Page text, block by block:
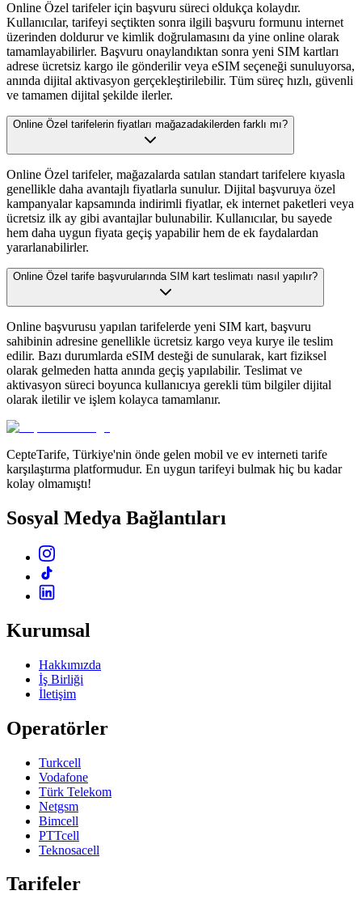
Online Özel tarifeler için başvuru süreci oldukça kolaydır.
Kullanıcılar, tarifeyi seçtikten sonra ilgili başvuru formunu internet
üzerinden doldurur ve kimlik doğrulamasını da yine online olarak
tamamlayabilirler. Başvuru onaylandıktan sonra yeni SIM kartları
adrese ücretsiz kargo ile gönderilir veya eSIM seçeneği sunuluyorsa,
anında dijital aktivasyon gerçekleştirilebilir. Tüm süreç hızlı, güvenli
ve tamamen dijital şekilde ilerler.
Online Özel tarifelerin fiyatları mağazadakilerden farklı mı?
Online Özel tarifeler, mağazalarda satılan standart tarifelere kıyasla
genellikle daha avantajlı fiyatlarla sunulur. Dijital başvuruya özel
kampanyalar kapsamında indirimli fiyatlar, ek internet paketleri veya
ücretsiz ilk ay gibi avantajlar bulunabilir. Kullanıcılar, bu sayede
hem daha uygun fiyata geçiş yapabilir hem de ek faydalardan
yararlanabilirler.
Online Özel tarife başvurularında SIM kart teslimatı nasıl yapılır?
Online başvurusu yapılan tarifelerde yeni SIM kart, başvuru
sahibinin adresine genellikle ücretsiz kargo veya kurye ile teslim
edilir. Bazı durumlarda eSIM desteği de sunularak, kart fiziksel
olarak gelmeden hatta anında geçiş yapılabilir. Teslimat ve
aktivasyon süreci boyunca kullanıcıya gerekli tüm bilgiler dijital
olarak iletilir ve işlem kolayca tamamlanır.
CepteTarife, Türkiye'nin önde gelen mobil ve ev interneti tarife
karşılaştırma platformudur. En uygun tarifeyi bulmak hiç bu kadar
kolay olmamıştı!
Sosyal Medya Bağlantıları
Kurumsal
Hakkımızda
İş Birliği
İletişim
Operatörler
Turkcell
Vodafone
Türk Telekom
Netgsm
Bimcell
PTTcell
Teknosacell
Tarifeler